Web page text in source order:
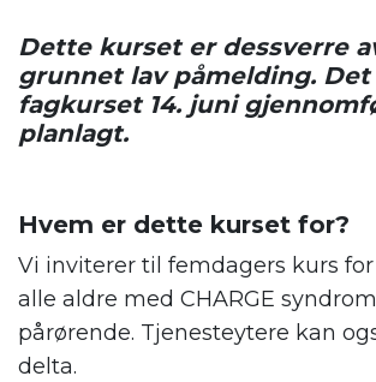
Dette kurset er dessverre
grunnet lav påmelding.
fagkurset 14. juni
planlagt.
Hvem er dette kurset for?
Vi inviterer til femdagers kurs
alle aldre med CHARGE
pårørende. Tjenesteytere kan
delta.